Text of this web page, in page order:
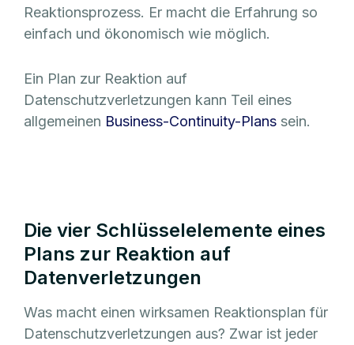
Reaktionsprozess. Er macht die Erfahrung so
einfach und ökonomisch wie möglich.
Ein Plan zur Reaktion auf
Datenschutzverletzungen kann Teil eines
allgemeinen Business-Continuity-Plans sein.
Die vier Schlüsselelemente eines
Plans zur Reaktion auf
Datenverletzungen
Was macht einen wirksamen Reaktionsplan für
Datenschutzverletzungen aus? Zwar ist jeder